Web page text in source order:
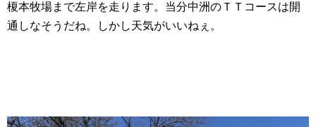
榎本牧場まで左岸を走ります。当分中洲のＴＴコースは開
通しなそうだね。しかし天気がいいねぇ。